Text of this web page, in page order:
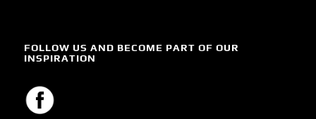
FOLLOW US AND BECOME PART OF OUR
INSPIRATION